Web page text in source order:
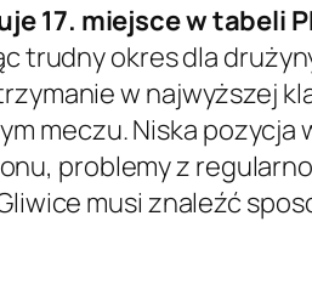
17. miejsce w tabeli
trudny okres dla
w najwyższej
meczu. Niska
problemy z
musi znaleźć